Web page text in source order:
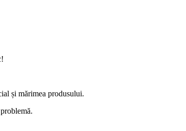
și mărimea produsului.